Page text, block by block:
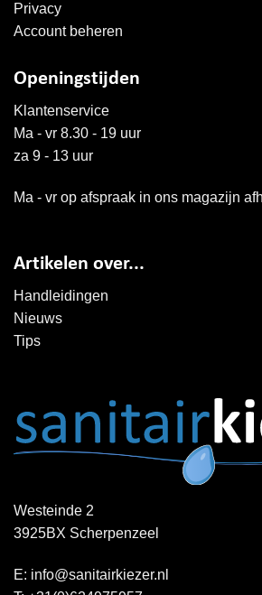
Privacy
Account beheren
Openingstijden
Klantenservice
Ma - vr 8.30 - 19 uur
za 9 - 13 uur
Ma - vr op afspraak in ons magazijn
Artikelen over...
Handleidingen
Nieuws
Tips
Westeinde 2
3925BX Scherpenzeel
E: info@sanitairkiezer.nl